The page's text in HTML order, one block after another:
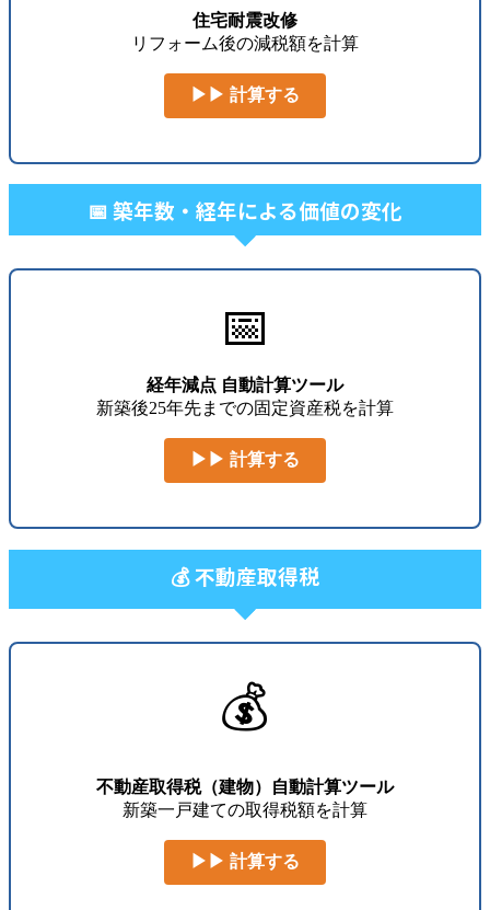
住宅耐震改修
リフォーム後の減税額を計算
▶▶ 計算する
📅 築年数・経年による価値の変化
📅
経年減点 自動計算ツール
新築後25年先までの固定資産税を計算
▶▶ 計算する
💰 不動産取得税
💰
不動産取得税（建物）自動計算ツール
新築一戸建ての取得税額を計算
▶▶ 計算する